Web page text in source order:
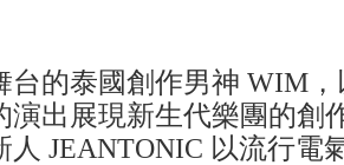
台的泰國創作男神 WIM
演出展現新生代樂團的創
人 JEANTONIC 以流行電